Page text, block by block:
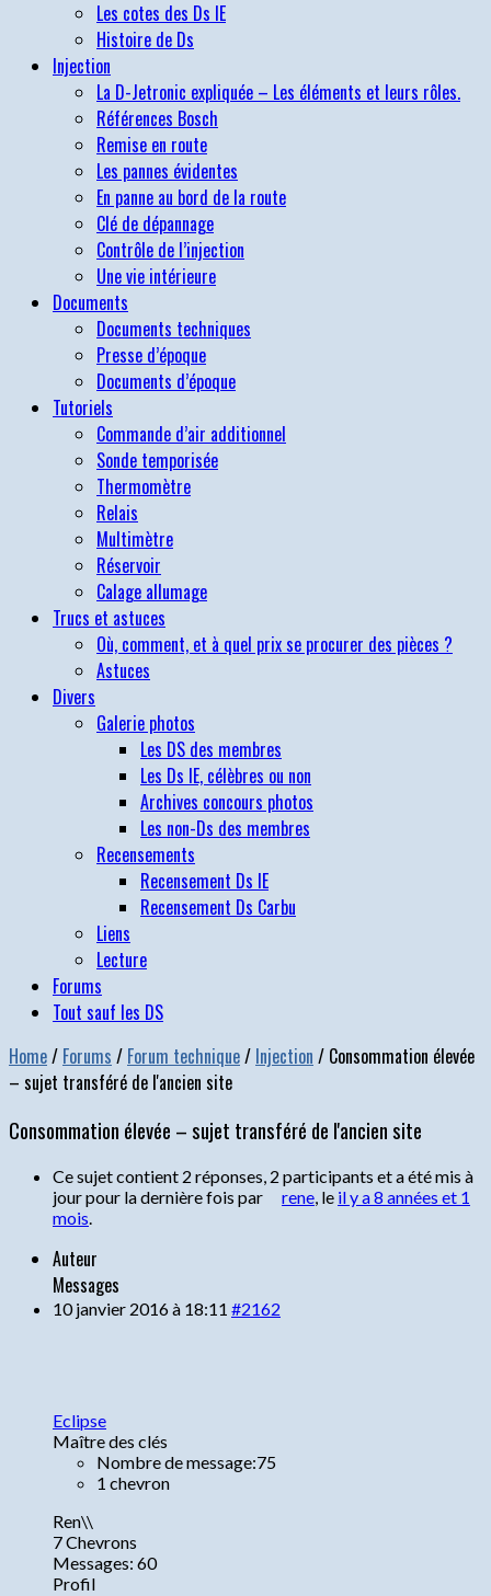
Les cotes des Ds IE
Histoire de Ds
Injection
La D-Jetronic expliquée – Les éléments et leurs rôles.
Références Bosch
Remise en route
Les pannes évidentes
En panne au bord de la route
Clé de dépannage
Contrôle de l’injection
Une vie intérieure
Documents
Documents techniques
Presse d’époque
Documents d’époque
Tutoriels
Commande d’air additionnel
Sonde temporisée
Thermomètre
Relais
Multimètre
Réservoir
Calage allumage
Trucs et astuces
Où, comment, et à quel prix se procurer des pièces ?
Astuces
Divers
Galerie photos
Les DS des membres
Les Ds IE, célèbres ou non
Archives concours photos
Les non-Ds des membres
Recensements
Recensement Ds IE
Recensement Ds Carbu
Liens
Lecture
Forums
Tout sauf les DS
Home/ Forums / Forum technique/ Injection / Consommation élevée
– sujet transféré de l'ancien site
Consommation élevée – sujet transféré de l'ancien site
Ce sujet contient 2 réponses, 2 participants et a été mis à
jour pour la dernière fois par
rene, le il y a 8 années et 1
mois.
Auteur
Messages
10 janvier 2016 à 18:11 #2162
Eclipse
Maître des clés
Nombre de message:75
1 chevron
Ren\\
7 Chevrons
Messages: 60
Profil